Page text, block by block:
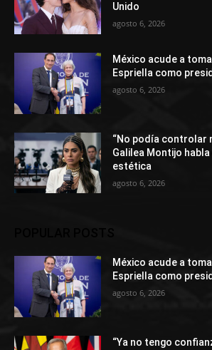
Unido
agosto 6, 2026
México acude a
Espriella como
agosto 6, 2026
“No podía controlar
Galilea Montijo
estética
agosto 6, 2026
México acude a
Espriella como
agosto 6, 2026
“Ya no tengo